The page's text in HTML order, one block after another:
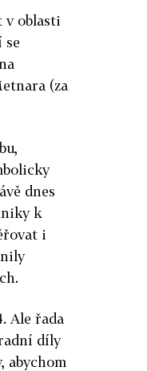
v oblasti
se
(za
dnes
k
i
Ale řada
díly
abychom